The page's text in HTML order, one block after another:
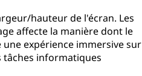
hauteur de l'écran. Les
affecte la manière dont le
expérience immersive sur
informatiques